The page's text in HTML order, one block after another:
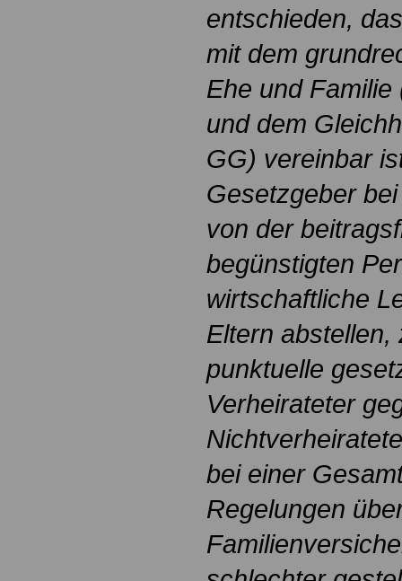
entschieden,
mit dem
Ehe und
und dem
GG) vereinbar
Gesetzgeber
von der
begünstigten
wirtschaftliche
Eltern abstellen,
punktuelle
Verheirateter
bei einer
Regelungen